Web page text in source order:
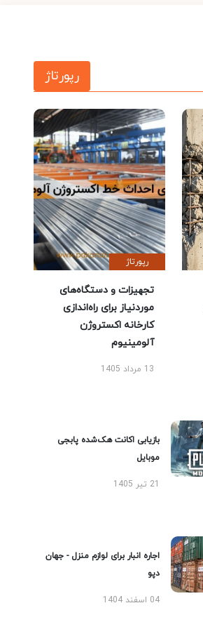
رپورتاژ
رپورتاژ
تجهیزات و دستگاه‌های
موردنیاز برای راه‌اندازی
کارخانه اکستروژن
آلومینیوم
13 مرداد 1405
بازیابی اکانت هک‌شده پابجی
موبایل
21 تیر 1405
اجاره انبار برای لوازم منزل - جهان
دپو
04 اسفند 1404